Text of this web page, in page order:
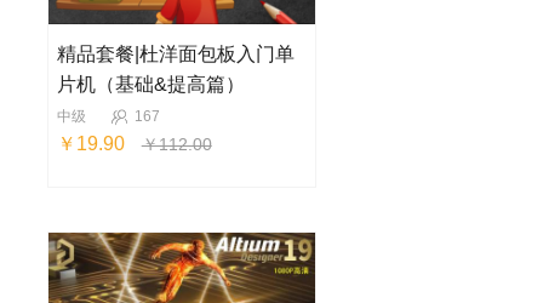
注册/登录
精品套餐|杜洋面包板入门单
片机（基础&提高篇）
中级 167
￥19.90 ￥112.00